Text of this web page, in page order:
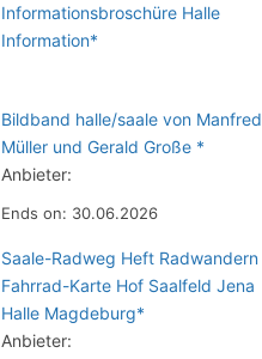
Informationsbroschüre Halle
Information*
Bildband halle/saale von Manfred
Müller und Gerald Große *
Anbieter:
Ends on: 30.06.2026
Saale-Radweg Heft Radwandern
Fahrrad-Karte Hof Saalfeld Jena
Halle Magdeburg*
Anbieter: